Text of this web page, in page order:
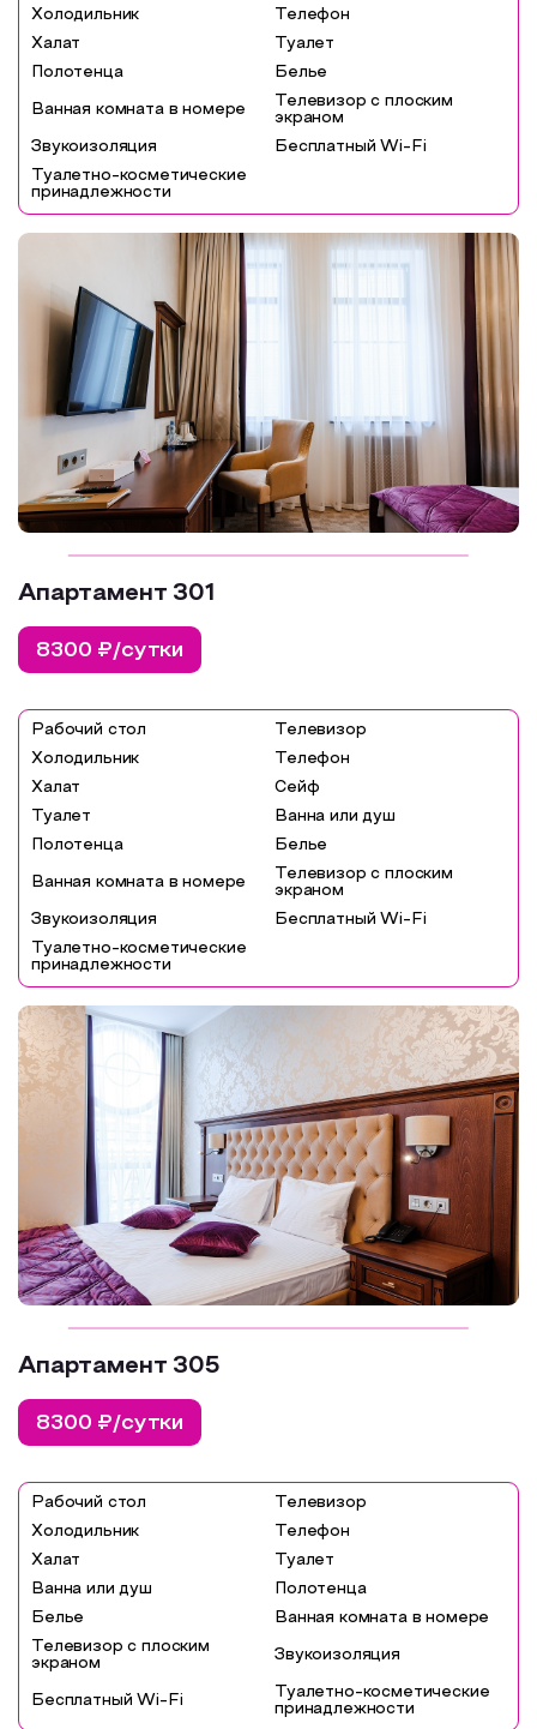
Холодильник
Телефон
Халат
Туалет
Полотенца
Белье
Ванная комната в номере
Телевизор с плоским
экраном
Звукоизоляция
Бесплатный Wi-Fi
Туалетно-косметические
принадлежности
Апартамент 301
8300 ₽/сутки
Рабочий стол
Телевизор
Холодильник
Телефон
Халат
Сейф
Туалет
Ванна или душ
Полотенца
Белье
Ванная комната в номере
Телевизор с плоским
экраном
Звукоизоляция
Бесплатный Wi-Fi
Туалетно-косметические
принадлежности
Апартамент 305
8300 ₽/сутки
Рабочий стол
Телевизор
Холодильник
Телефон
Халат
Туалет
Ванна или душ
Полотенца
Белье
Ванная комната в номере
Телевизор с плоским
экраном
Звукоизоляция
Бесплатный Wi-Fi
Туалетно-косметические
принадлежности